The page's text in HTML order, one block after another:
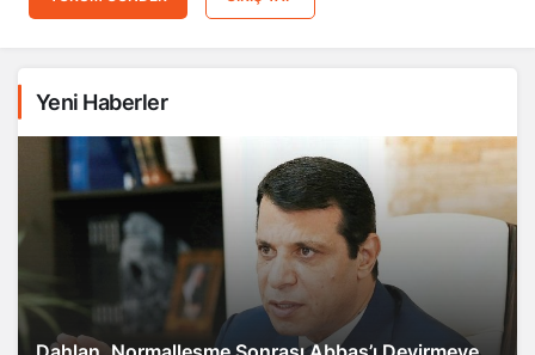
Yeni Haberler
Dahlan, Normalleşme Sonrası Abbas’ı Devirmeye